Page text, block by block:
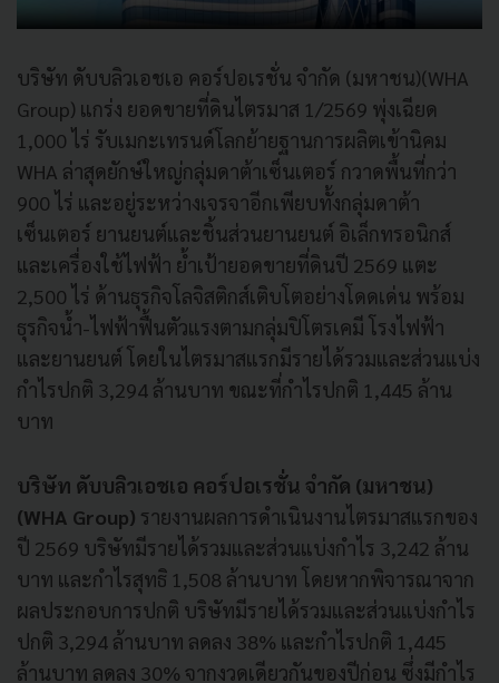
บริษัท ดับบลิวเอชเอ คอร์ปอเรชั่น จำกัด (มหาชน)(WHA
Group) แกร่ง ยอดขายที่ดินไตรมาส 1/2569 พุ่งเฉียด
1,000 ไร่ รับเมกะเทรนด์โลกย้ายฐานการผลิตเข้านิคม
WHA ล่าสุดยักษ์ใหญ่กลุ่มดาต้าเซ็นเตอร์ กวาดพื้นที่กว่า
900 ไร่ และอยู่ระหว่างเจรจาอีกเพียบทั้งกลุ่มดาต้า
เซ็นเตอร์ ยานยนต์และชิ้นส่วนยานยนต์ อิเล็กทรอนิกส์
และเครื่องใช้ไฟฟ้า ย้ำเป้ายอดขายที่ดินปี 2569 แตะ
2,500 ไร่ ด้านธุรกิจโลจิสติกส์เติบโตอย่างโดดเด่น พร้อม
ธุรกิจน้ำ-ไฟฟ้าฟื้นตัวแรงตามกลุ่มปิโตรเคมี โรงไฟฟ้า
และยานยนต์ โดยในไตรมาสแรกมีรายได้รวมและส่วนแบ่ง
กำไรปกติ 3,294 ล้านบาท ขณะที่กำไรปกติ 1,445 ล้าน
บาท
บริษัท ดับบลิวเอชเอ คอร์ปอเรชั่น จำกัด (มหาชน)
(WHA Group) รายงานผลการดำเนินงานไตรมาสแรกของ
ปี 2569 บริษัทมีรายได้รวมและส่วนแบ่งกำไร 3,242 ล้าน
บาท และกำไรสุทธิ 1,508 ล้านบาท โดยหากพิจารณาจาก
ผลประกอบการปกติ บริษัทมีรายได้รวมและส่วนแบ่งกำไร
ปกติ 3,294 ล้านบาท ลดลง 38% และกำไรปกติ 1,445
ล้านบาท ลดลง 30% จากงวดเดียวกันของปีก่อน ซึ่งมีกำไร